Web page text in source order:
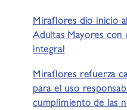
Miraflores dio inicio
Adultas Mayores con
integral
Miraflores refuerza
para el uso
cumplimiento de las